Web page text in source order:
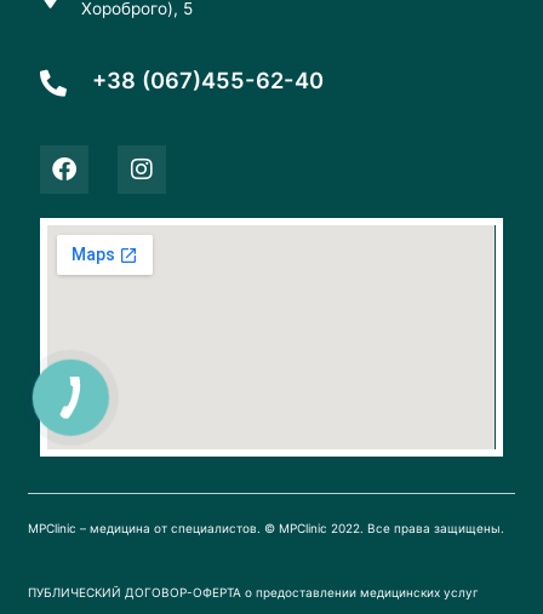
Хороброго), 5
+38 (067)455-62-40
F
a
e
b
o
I
n
t
g
MPClinic – медицина от специалистов. © MPClinic 2022. Все права защищены.
ПУБЛИЧЕСКИЙ ДОГОВОР-ОФЕРТА о предоставлении медицинских услуг